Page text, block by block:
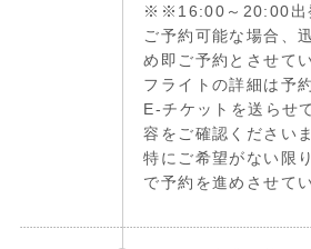
※※16:00～20:00出
ご予約可能な場合、
め即ご予約とさせて
フライトの詳細は予
E-チケットを送らせ
容をご確認くださいま
特にご希望がない限
で予約を進めさせて